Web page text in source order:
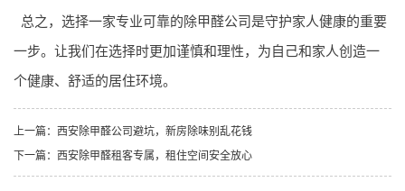
总之，选择一家专业可靠的除甲醛公司是守护家人健康的重要
一步。让我们在选择时更加谨慎和理性，为自己和家人创造一
个健康、舒适的居住环境。
上一篇： 西安除甲醛公司避坑，新房除味别乱花钱
下一篇： 西安除甲醛租客专属，租住空间安全放心